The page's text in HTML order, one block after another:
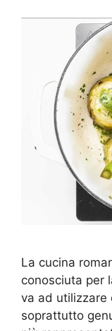
La cucina
conosciuta per
va ad utilizzare
soprattutto